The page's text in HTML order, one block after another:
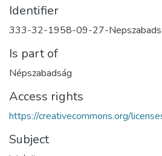
Identifier
333-32-1958-09-27-
Is part of
Népszabadság
Access rights
https://creativecommons.org/
Subject